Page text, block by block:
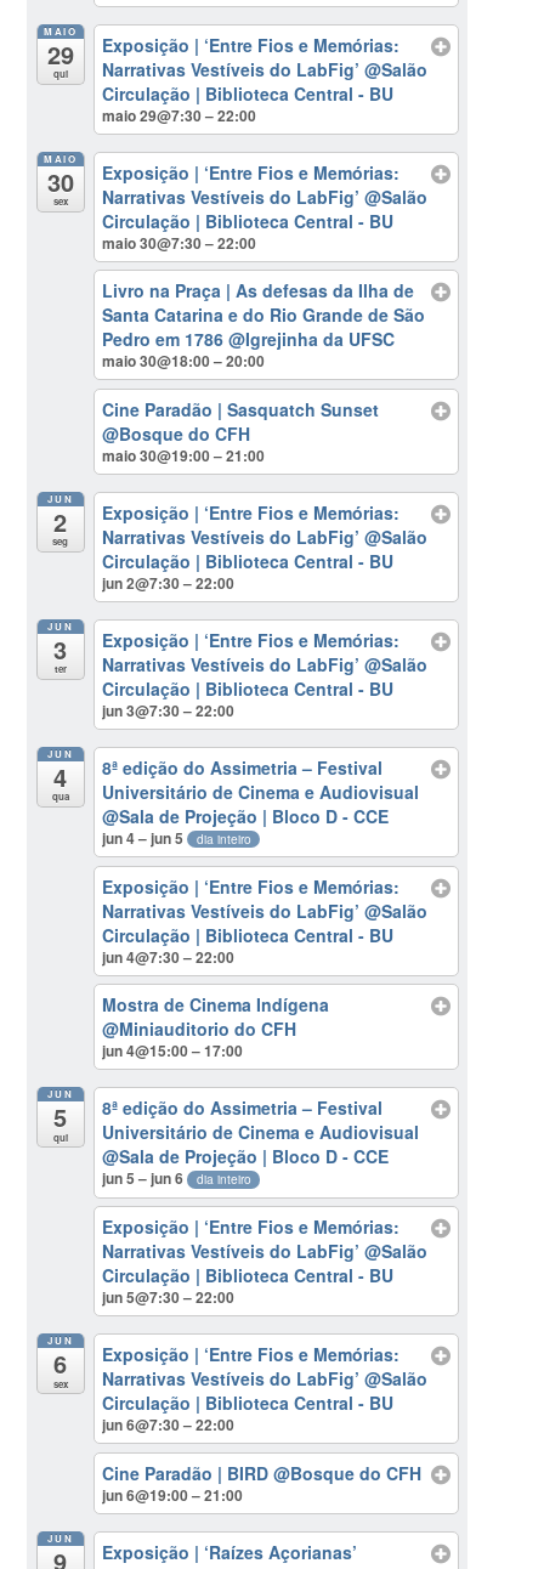
MAIO
29
qui
Exposição | ‘Entre Fios e Memórias:
Narrativas Vestíveis do LabFig’@Salão
Circulação | Biblioteca Central - BU
maio 29@7:30 – 22:00
MAIO
30
sex
Exposição | ‘Entre Fios e Memórias:
Narrativas Vestíveis do LabFig’@Salão
Circulação | Biblioteca Central - BU
maio 30@7:30 – 22:00
Livro na Praça | As defesas da Ilha de
Santa Catarina e do Rio Grande de São
Pedro em 1786@Igrejinha da UFSC
maio 30@18:00 – 20:00
Cine Paradão | Sasquatch Sunset
@Bosque do CFH
maio 30@19:00 – 21:00
JUN
2
seg
Exposição | ‘Entre Fios e Memórias:
Narrativas Vestíveis do LabFig’@Salão
Circulação | Biblioteca Central - BU
jun 2@7:30 – 22:00
JUN
3
ter
Exposição | ‘Entre Fios e Memórias:
Narrativas Vestíveis do LabFig’@Salão
Circulação | Biblioteca Central - BU
jun 3@7:30 – 22:00
JUN
4
qua
8ª edição do Assimetria – Festival
Universitário de Cinema e Audiovisual
@Sala de Projeção | Bloco D - CCE
jun 4 – jun 5 dia inteiro
Exposição | ‘Entre Fios e Memórias:
Narrativas Vestíveis do LabFig’@Salão
Circulação | Biblioteca Central - BU
jun 4@7:30 – 22:00
Mostra de Cinema Indígena
@Miniauditorio do CFH
jun 4@15:00 – 17:00
JUN
5
qui
8ª edição do Assimetria – Festival
Universitário de Cinema e Audiovisual
@Sala de Projeção | Bloco D - CCE
jun 5 – jun 6 dia inteiro
Exposição | ‘Entre Fios e Memórias:
Narrativas Vestíveis do LabFig’@Salão
Circulação | Biblioteca Central - BU
jun 5@7:30 – 22:00
JUN
6
sex
Exposição | ‘Entre Fios e Memórias:
Narrativas Vestíveis do LabFig’@Salão
Circulação | Biblioteca Central - BU
jun 6@7:30 – 22:00
Cine Paradão | BIRD@Bosque do CFH
jun 6@19:00 – 21:00
JUN
9
Exposição | ‘Raízes Açorianas’